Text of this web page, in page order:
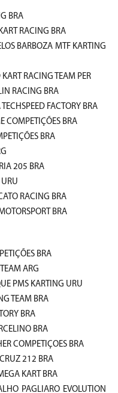
BRA
RACING BRA
BARBOZA MTF KARTING
RACING TEAM PER
RACING BRA
FACTORY BRA
COMPETIÇÕES BRA
BRA
205 BRA
RACING BRA
BRA
BRA
ARG
PMS KARTING URU
TEAM BRA
BRA
BRA
COMPETIÇOES BRA
212 BRA
KART BRA
PAGLIARO EVOLUTION